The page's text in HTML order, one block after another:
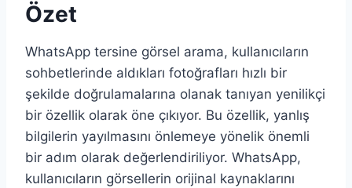
Özet
WhatsApp tersine görsel arama, kullanıcıların
sohbetlerinde aldıkları fotoğrafları hızlı bir
şekilde doğrulamalarına olanak tanıyan yenilikçi
bir özellik olarak öne çıkıyor. Bu özellik, yanlış
bilgilerin yayılmasını önlemeye yönelik önemli
bir adım olarak değerlendiriliyor. WhatsApp,
kullanıcıların görsellerin orijinal kaynaklarını